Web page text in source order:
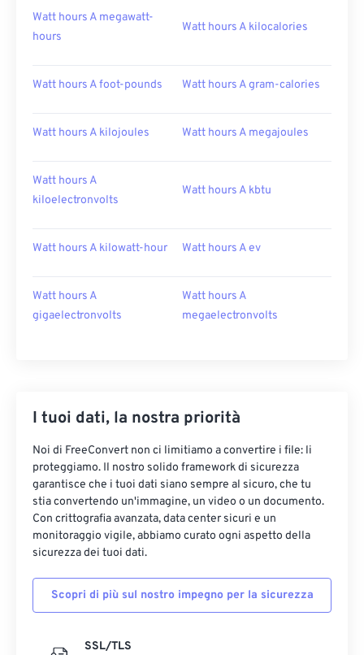
Watt hours A megawatt-
hours
Watt hours A kilocalories
Watt hours A foot-pounds Watt hours A gram-calories
Watt hours A kilojoules Watt hours A megajoules
Watt hours A
kiloelectronvolts
Watt hours A kbtu
Watt hours A kilowatt-hour Watt hours A ev
Watt hours A
gigaelectronvolts
Watt hours A
megaelectronvolts
I tuoi dati, la nostra priorità
Noi di FreeConvert non ci limitiamo a convertire i file: li
proteggiamo. Il nostro solido framework di sicurezza
garantisce che i tuoi dati siano sempre al sicuro, che tu
stia convertendo un'immagine, un video o un documento.
Con crittografia avanzata, data center sicuri e un
monitoraggio vigile, abbiamo curato ogni aspetto della
sicurezza dei tuoi dati.
Scopri di più sul nostro impegno per la sicurezza
SSL/TLS